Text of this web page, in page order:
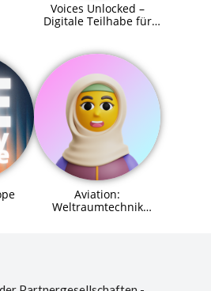
Voices Unlocked –
Digitale Teilhabe für
Aviation:
Weltraumtechnik